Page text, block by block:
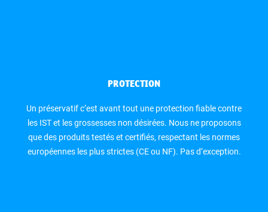
PROTECTION
Un préservatif c’est avant tout une protection fiable contre
les IST et les grossesses non désirées. Nous ne proposons
que des produits testés et certifiés, respectant les normes
européennes les plus strictes (CE ou NF). Pas d’exception.